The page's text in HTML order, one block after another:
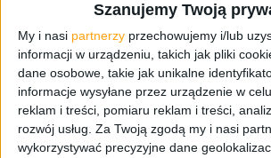
Szanujemy Twoją
My i nasi partnerzy przechowujemy i/lub
informacji w urządzeniu, takich jak pliki
dane osobowe, takie jak unikalne
informacje wysyłane przez urządzenie w
reklam i treści, pomiaru reklam i treści,
rozwój usług. Za Twoją zgodą my i nasi
wykorzystywać precyzyjne dane